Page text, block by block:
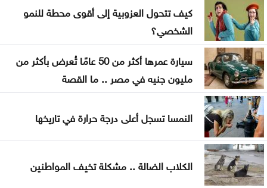
الأردن يدين التفجير الإرهابي الذي استهدف حافلة في
جرمانا بريف دمشق
غوتيريش يدعو روسيا وأوكرانيا إلى تجنب استهداف
المدنيين
علامات تجارية مقلدة
الدفاع اليمنية تؤكد سقوط قتلى وجرحى في هجوم
حوثي وتتوعد بالرد
كيف تتحول العزوبية إلى أقوى محطة للنمو
الشخصي؟
سيارة عمرها أكثر من 50 عامًا تُعرض بأكثر من
مليون جنيه في مصر .. ما القصة
النمسا تسجل أعلى درجة حرارة في تاريخها
الكلاب الضالة .. مشكلة تخيف المواطنين